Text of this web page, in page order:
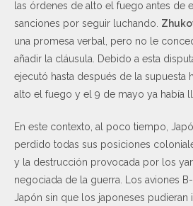
las órdenes de alto el fuego antes de
sanciones por seguir luchando.
una promesa verbal, pero no le
añadir la cláusula. Debido a esta
ejecutó hasta después de la supuesta
alto el fuego y el 9 de mayo ya había
En este contexto, al poco tiempo,
perdido todas sus posiciones
y la destrucción provocada por los
negociada de la guerra. Los aviones
Japón sin que los japoneses pudieran